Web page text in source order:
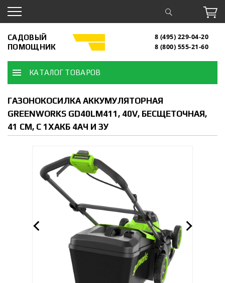
САДОВЫЙ
ПОМОЩНИК
8 (495) 229-04-20
8 (800) 555-21-60
КАТАЛОГ ТОВАРОВ
ГАЗОНОКОСИЛКА АККУМУЛЯТОРНАЯ
GREENWORKS GD40LM411, 40V, БЕСЩЕТОЧНАЯ,
41 СМ, C 1ХАКБ 4АЧ И ЗУ